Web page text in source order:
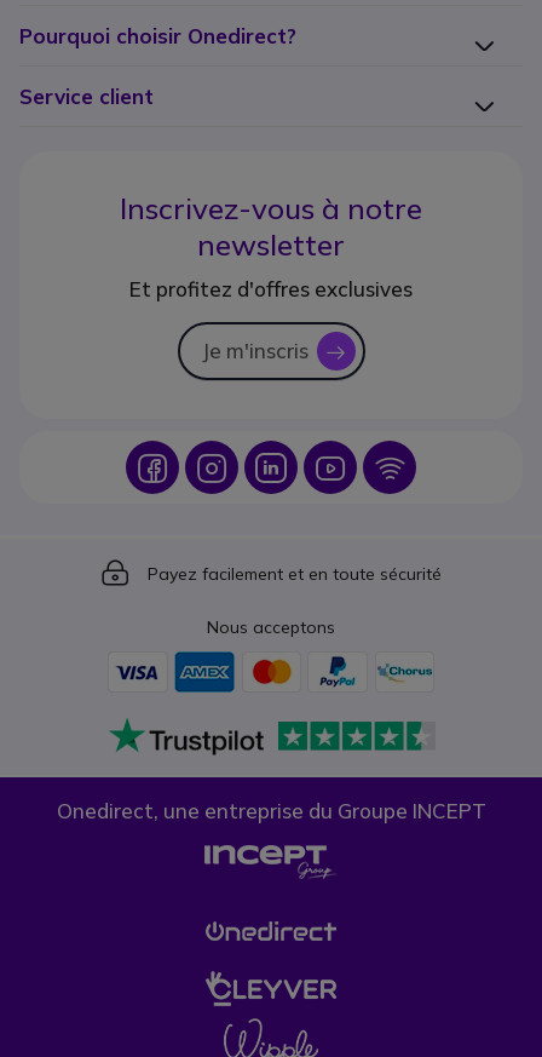
Pourquoi choisir Onedirect?
Service client
Inscrivez-vous à notre
newsletter
Et profitez d'offres exclusives
Je m'inscris icon
Icon IconIcon Icon Icon
Icon
Payez facilement et en toute sécurité
Nous acceptons
Onedirect, une entreprise du Groupe INCEPT